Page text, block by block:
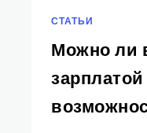
СТАТЬИ
Можно ли